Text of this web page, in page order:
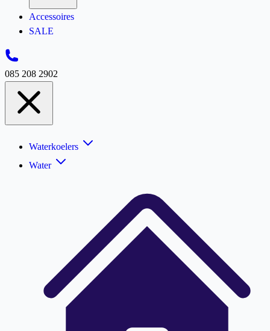
Accessoires
SALE
085 208 2902
Waterkoelers
Water